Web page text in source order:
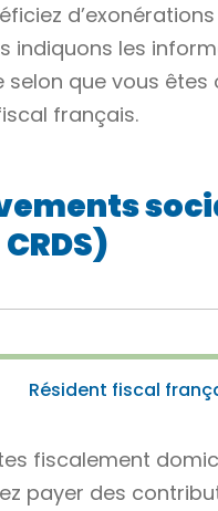
indiquons les
selon que vous êtes
français.
Résident fiscal
fiscalement
payer des